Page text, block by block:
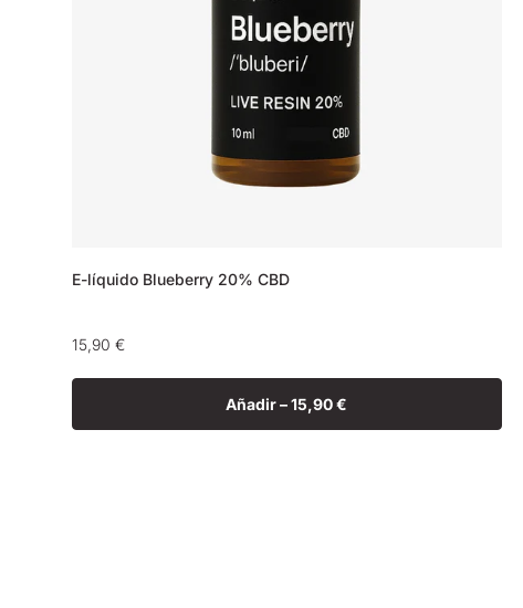
E-líquido Blueberry 20% CBD
Precio
15,90 €
Añadir –15,90 €